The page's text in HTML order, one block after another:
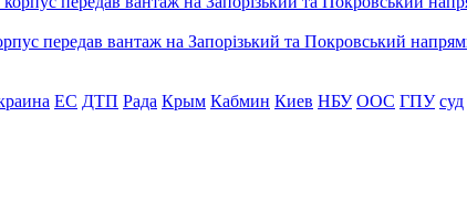
передав вантаж на Запорізький та Покровський
ЕС ДТП Рада Крым Кабмин Киев НБУ ООС ГПУ суд